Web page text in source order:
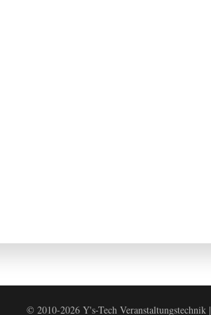
© 2010-2026 Y's-Tech Veranstaltungstechnik |